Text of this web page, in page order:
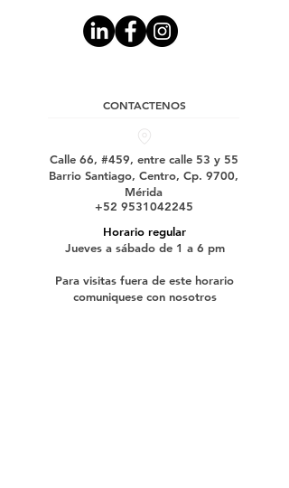
CONTACTENOS
Calle 66, #459, entre calle 53 y 55
Barrio Santiago, Centro, Cp. 9700,
Mérida
+52 9531042245
Horario regular
Jueves a sábado de 1 a 6 pm
Para visitas fuera de este horario
comuniquese con nosotros